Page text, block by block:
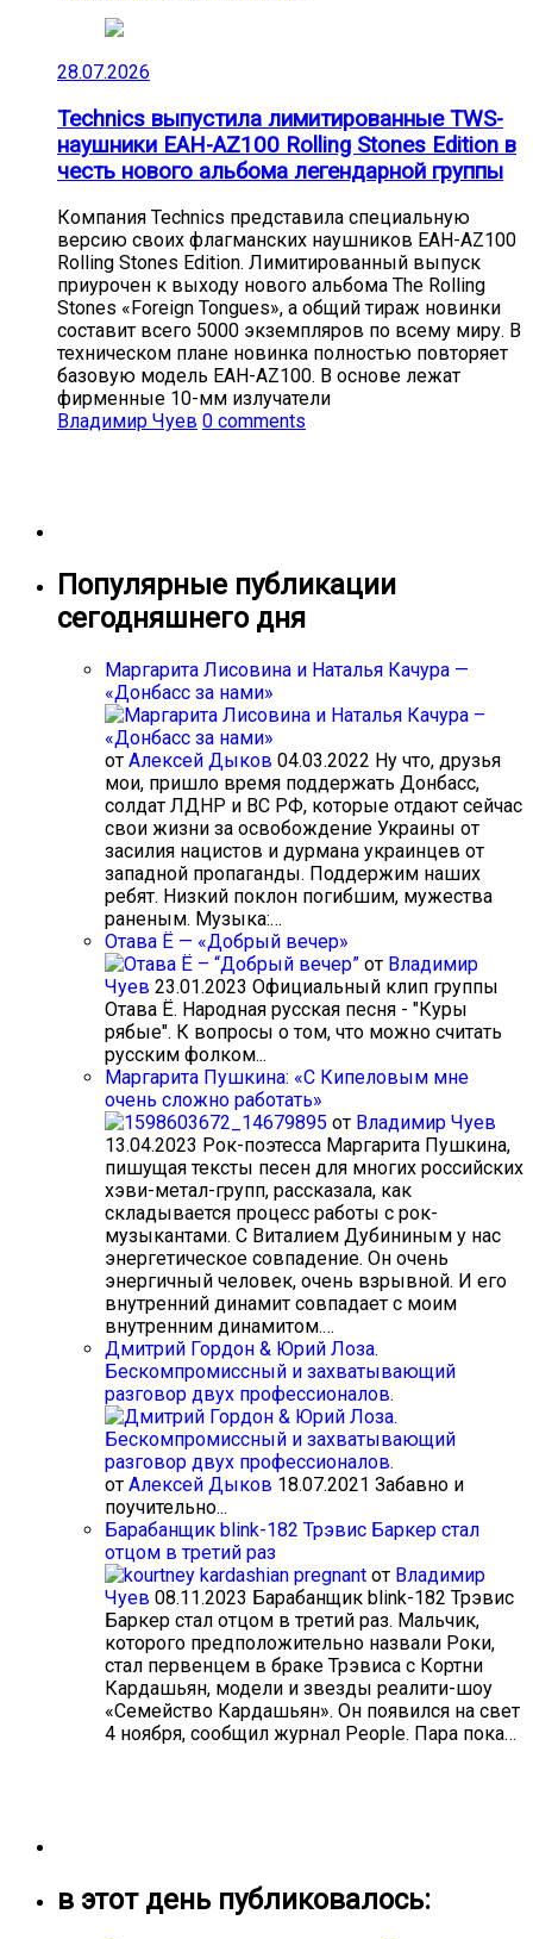
28.07.2026
Technics выпустила лимитированные TWS-
наушники EAH-AZ100 Rolling Stones Edition в
честь нового альбома легендарной группы
Компания Technics представила специальную
версию своих флагманских наушников EAH-AZ100
Rolling Stones Edition. Лимитированный выпуск
приурочен к выходу нового альбома The Rolling
Stones «Foreign Tongues», а общий тираж новинки
составит всего 5000 экземпляров по всему миру. В
техническом плане новинка полностью повторяет
базовую модель EAH-AZ100. В основе лежат
фирменные 10-мм излучатели
Владимир Чуев 0 comments
Популярные публикации
сегодняшнего дня
Маргарита Лисовина и Наталья Качура —
«Донбасс за нами»
от Алексей Дыков 04.03.2022 Ну что, друзья
мои, пришло время поддержать Донбасс,
солдат ЛДНР и ВС РФ, которые отдают сейчас
свои жизни за освобождение Украины от
засилия нацистов и дурмана украинцев от
западной пропаганды. Поддержим наших
ребят. Низкий поклон погибшим, мужества
раненым. Музыка:…
Отава Ё — «Добрый вечер»
от Владимир
Чуев 23.01.2023 Официальный клип группы
Отава Ё. Народная русская песня - "Куры
рябые". К вопросы о том, что можно считать
русским фолком...
Маргарита Пушкина: «С Кипеловым мне
очень сложно работать»
от Владимир Чуев
13.04.2023 Рок-поэтесса Маргарита Пушкина,
пишущая тексты песен для многих российских
хэви-метал-групп, рассказала, как
складывается процесс работы с рок-
музыкантами. С Виталием Дубининым у нас
энергетическое совпадение. Он очень
энергичный человек, очень взрывной. И его
внутренний динамит совпадает с моим
внутренним динамитом.…
Дмитрий Гордон & Юрий Лоза.
Бескомпромиссный и захватывающий
разговор двух профессионалов.
от Алексей Дыков 18.07.2021 Забавно и
поучительно...
Барабанщик blink-182 Трэвис Баркер стал
отцом в третий раз
от Владимир
Чуев 08.11.2023 Барабанщик blink-182 Трэвис
Баркер стал отцом в третий раз. Мальчик,
которого предположительно назвали Роки,
стал первенцем в браке Трэвиса с Кортни
Кардашьян, модели и звезды реалити-шоу
«Семейство Кардашьян». Он появился на свет
4 ноября, сообщил журнал People. Пара пока…
в этот день публиковалось: